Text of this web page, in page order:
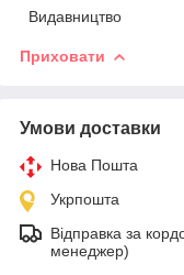
Видавництво
Приховати
Умови доставки
Нова Пошта
Укрпошта
Відправка за
менеджер)